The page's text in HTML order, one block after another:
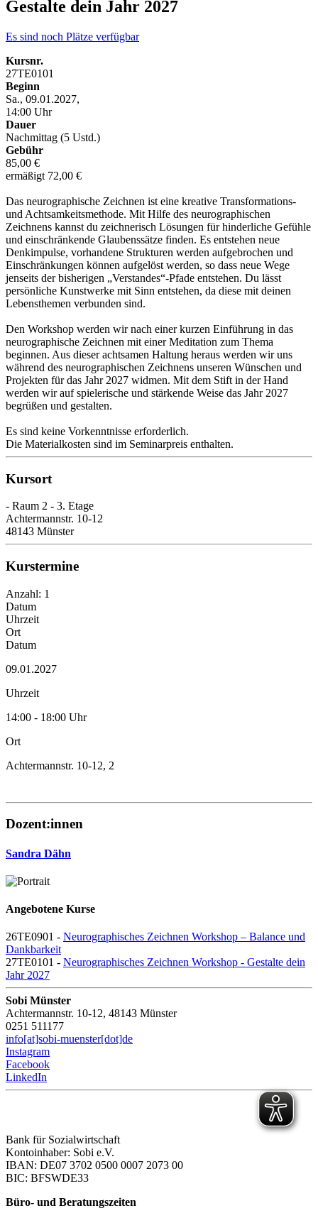
Gestalte dein Jahr 2027
Es sind noch Plätze verfügbar
Kursnr.
27TE0101
Beginn
Sa., 09.01.2027,
14:00 Uhr
Dauer
Nachmittag (5 Ustd.)
Gebühr
85,00 €
ermäßigt 72,00 €
Das neurographische Zeichnen ist eine kreative Transformations-
und Achtsamkeitsmethode. Mit Hilfe des neurographischen
Zeichnens kannst du zeichnerisch Lösungen für hinderliche Gefühle
und einschränkende Glaubenssätze finden. Es entstehen neue
Denkimpulse, vorhandene Strukturen werden aufgebrochen und
Einschränkungen können aufgelöst werden, so dass neue Wege
jenseits der bisherigen „Verstandes“-Pfade entstehen. Du lässt
persönliche Kunstwerke mit Sinn entstehen, da diese mit deinen
Lebensthemen verbunden sind.
Den Workshop werden wir nach einer kurzen Einführung in das
neurographische Zeichnen mit einer Meditation zum Thema
beginnen. Aus dieser achtsamen Haltung heraus werden wir uns
während des neurographischen Zeichnens unseren Wünschen und
Projekten für das Jahr 2027 widmen. Mit dem Stift in der Hand
werden wir auf spielerische und stärkende Weise das Jahr 2027
begrüßen und gestalten.
Es sind keine Vorkenntnisse erforderlich.
Die Materialkosten sind im Seminarpreis enthalten.
Kursort
- Raum 2 - 3. Etage
Achtermannstr. 10-12
48143 Münster
Kurstermine
Anzahl: 1
Datum
Uhrzeit
Ort
Datum
09.01.2027
Uhrzeit
14:00 - 18:00 Uhr
Ort
Achtermannstr. 10-12, 2
Dozent:innen
Sandra Dähn
Angebotene Kurse
26TE0901 - Neurographisches Zeichnen Workshop – Balance und
Dankbarkeit
27TE0101 - Neurographisches Zeichnen Workshop - Gestalte dein
Jahr 2027
Sobi Münster
Achtermannstr. 10-12, 48143 Münster
0251 511177
info[at]sobi-muenster[dot]de
Instagram
Facebook
LinkedIn
Bank für Sozialwirtschaft
Kontoinhaber: Sobi e.V.
IBAN: DE07 3702 0500 0007 2073 00
BIC: BFSWDE33
Büro- und Beratungszeiten